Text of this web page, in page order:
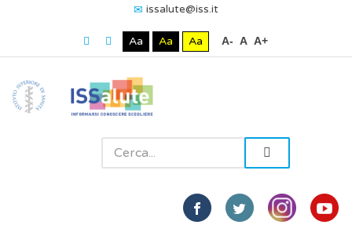
issalute@iss.it
Aa Aa Aa A- A A+